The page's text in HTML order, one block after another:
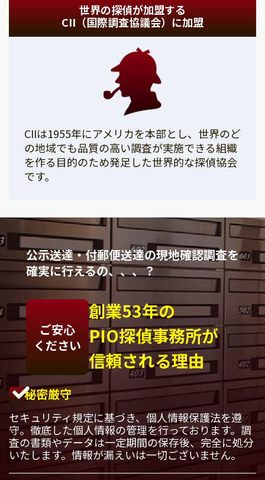
世界の探偵が加盟する
CII（国際調査協議会）に加盟
CIIは1955年にアメリカを本部とし、世界のど
の地域でも品質の高い調査が実施できる組織
を作る目的のため発足した世界的な探偵協会
です。
公示送達・付郵便送達の現地確認調査を
確実に行えるの、、、？
ご安心
ください
創業53年の
PIO探偵事務所が
信頼される理由
秘密厳守
セキュリティ規定に基づき、個人情報保護法を遵
守。徹底した個人情報の管理を行っております。調
査の書類やデータは一定期間の保存後、完全に処分
いたします。情報が漏えいは一切ございません。